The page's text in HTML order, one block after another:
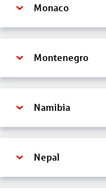
Monaco
Montenegro
Namibia
Nepal